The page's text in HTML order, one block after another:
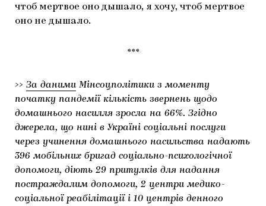
чтоб мертвое оно дышало, я хочу, чтоб мертвое
оно не дышало.
***
>> За даними Мінсоцполітики з моменту
початку пандемії кількість звернень щодо
домашнього насилля зросла на 66%. Згідно
джерела, що нині в Україні соціальні послуги
через учинення домашнього насильства надають
396 мобільних бригад соціально-психологічної
допомоги, діють 29 притулків для надання
постраждалим допомоги, 2 центри медико-
соціальної реабілітації і 10 центрів денного